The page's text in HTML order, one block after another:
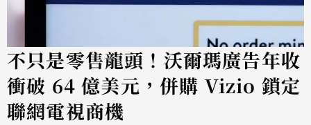
不只是零售龍頭！沃爾瑪廣告年收
衝破 64 億美元，併購 Vizio 鎖定
聯網電視商機